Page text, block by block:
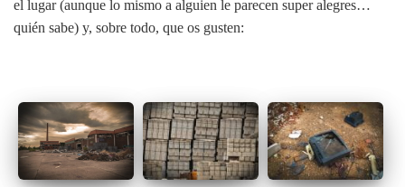
el lugar (aunque lo mismo a alguien le parecen super alegres…
quién sabe) y, sobre todo, que os gusten: